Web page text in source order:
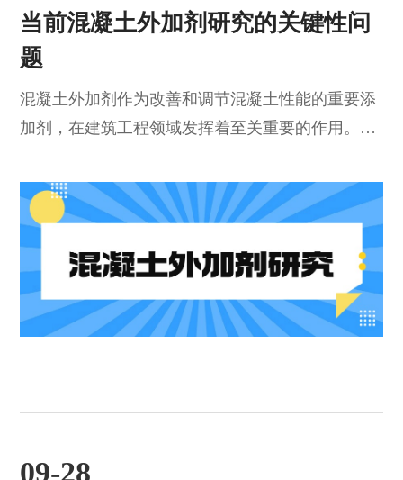
当前混凝土外加剂研究的关键性问
题
混凝土外加剂作为改善和调节混凝土性能的重要添
加剂，在建筑工程领域发挥着至关重要的作用。它
度，还能减少水泥和集料的消耗，降低能耗和环境
污染，实现绿色化生产。然而，随着建筑技术的不
断进步和工程需求的日益复杂化，混凝土外加剂的
研究也面临着一系列关键性问题。本文将从外加剂
的作用机理、市场现状、技术挑战及未来发展趋势
等方面，深入探讨当前混凝土外加剂研究的关键性
09-28